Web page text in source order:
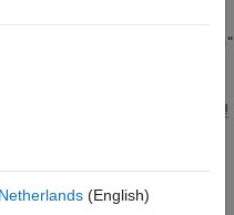
て
"on"
ーでエラーが発生します。
アルゴリズムは主に制約を処理
タは処理されません。
Netherlands(English)